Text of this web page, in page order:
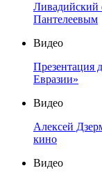
Ливадийский
Пантелеевым
Видео
Презентация
Евразии»
Видео
Алексей
кино
Видео